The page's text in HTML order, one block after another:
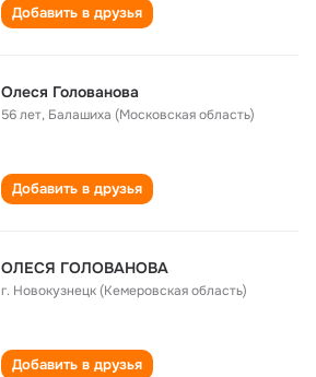
Добавить в друзья
Олеся Голованова
56 лет, Балашиха (Московская область)
Добавить в друзья
ОЛЕСЯ ГОЛОВАНОВА
г. Новокузнецк (Кемеровская область)
Добавить в друзья